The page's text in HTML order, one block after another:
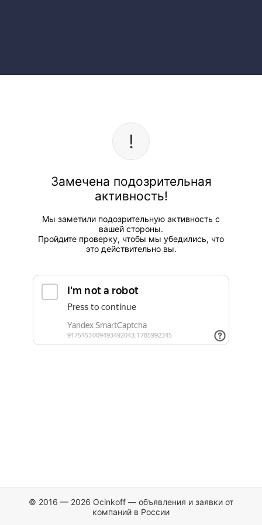
Замечена подозрительная
активность!
Мы заметили подозрительную активность с
вашей стороны.
Пройдите проверку, чтобы мы убедились, что
это действительно вы.
© 2016 — 2026 Ocinkoff — объявления и заявки от
компаний в России